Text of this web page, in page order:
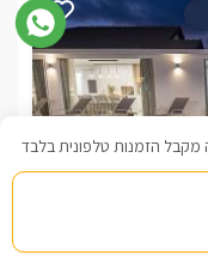
הזמנות טלפונית בלבד